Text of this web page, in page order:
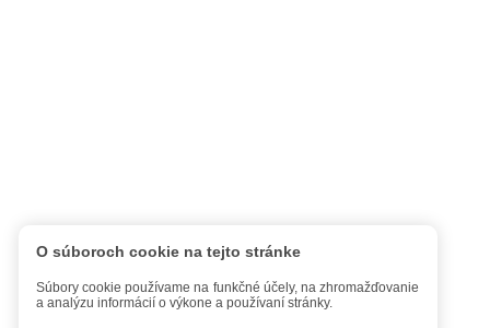
O súboroch cookie na tejto stránke
Súbory cookie používame na funkčné účely, na zhromažďovanie
a analýzu informácií o výkone a používaní stránky.